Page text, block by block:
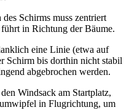
Schirms muss zentriert
in Richtung der Bäume.
eine Linie (etwa auf
Schirm bis dorthin nicht stabil
abgebrochen werden.
Windsack am Startplatz,
in Flugrichtung, um